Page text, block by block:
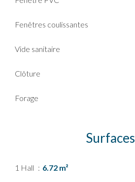
Fenêtres coulissantes
Vide sanitaire
Clôture
Forage
Surfaces
1 Hall 6.72 m²